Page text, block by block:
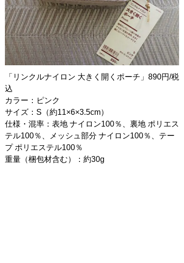
「リンクルナイロン 大きく開くポーチ」890円/税
込
カラー：ピンク
サイズ：S（約11×6×3.5cm）
仕様・混率：表地 ナイロン100％、裏地 ポリエス
テル100％、メッシュ部分 ナイロン100％、テー
プ ポリエステル100％
重量（梱包材含む）：約30g